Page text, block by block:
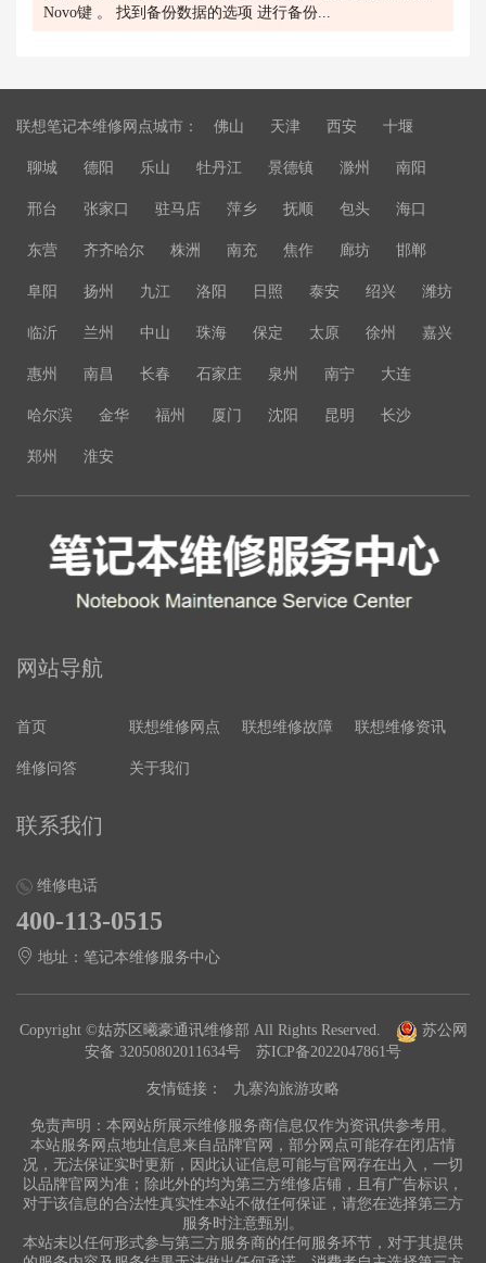
Novo键 。 找到备份数据的选项 进行备份...
联想笔记本维修网点城市： 佛山 天津 西安 十堰
聊城 德阳 乐山 牡丹江 景德镇 滁州 南阳
邢台 张家口 驻马店 萍乡 抚顺 包头 海口
东营 齐齐哈尔 株洲 南充 焦作 廊坊 邯郸
阜阳 扬州 九江 洛阳 日照 泰安 绍兴 潍坊
临沂 兰州 中山 珠海 保定 太原 徐州 嘉兴
惠州 南昌 长春 石家庄 泉州 南宁 大连
哈尔滨 金华 福州 厦门 沈阳 昆明 长沙
郑州 淮安
网站导航
首页 联想维修网点 联想维修故障 联想维修资讯
维修问答 关于我们
联系我们
维修电话
400-113-0515
地址：笔记本维修服务中心
Copyright ©姑苏区曦豪通讯维修部 All Rights Reserved.
苏公网
安备 32050802011634号
苏ICP备2022047861号
友情链接： 九寨沟旅游攻略
免责声明：本网站所展示维修服务商信息仅作为资讯供参考用。
本站服务网点地址信息来自品牌官网，部分网点可能存在闭店情
况，无法保证实时更新，因此认证信息可能与官网存在出入，一切
以品牌官网为准；除此外的均为第三方维修店铺，且有广告标识，
对于该信息的合法性真实性本站不做任何保证，请您在选择第三方
服务时注意甄别。
本站未以任何形式参与第三方服务商的任何服务环节，对于其提供